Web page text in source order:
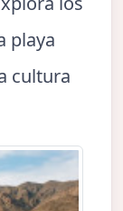
playa
cultura